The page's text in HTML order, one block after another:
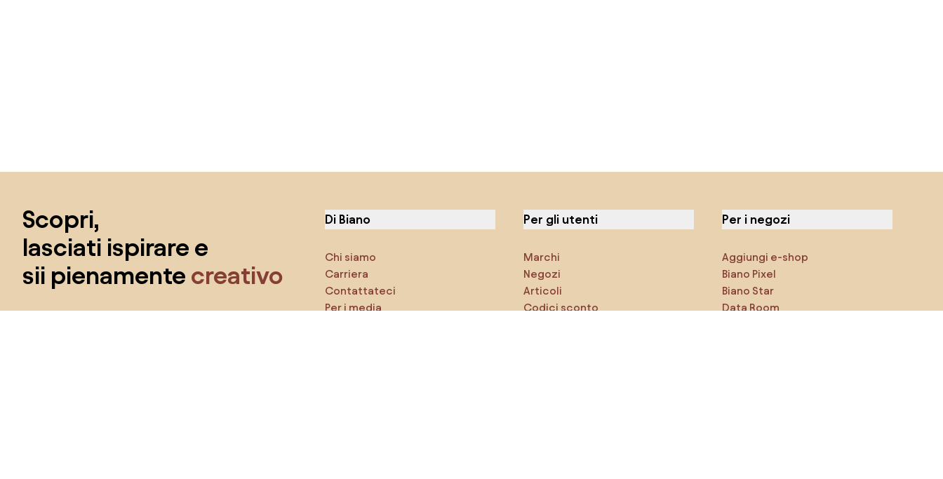
Scopri,
lasciati ispirare e
sii pienamente creativo
Ottieni l'accesso a tutte le funzionalità e diventa
Di Biano
Chi siamo
Carriera
Contattateci
Per i media
Per gli utenti
Marchi
Negozi
Articoli
Codici sconto
Per i negozi
Aggiungi e-shop
Biano Pixel
Biano Star
Data Room